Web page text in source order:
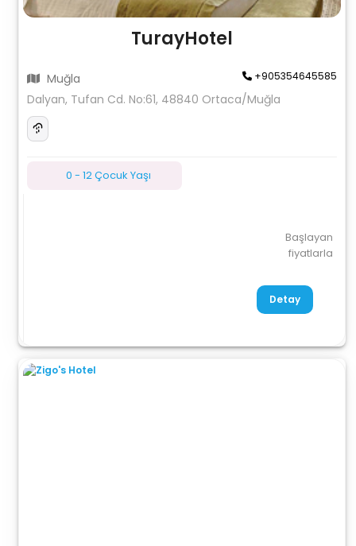
TurayHotel
Muğla +905354645585
Dalyan, Tufan Cd. No:61, 48840 Ortaca/Muğla
0 - 12 Çocuk Yaşı
Başlayan
fiyatlarla
Detay